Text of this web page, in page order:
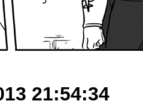
21:54:34